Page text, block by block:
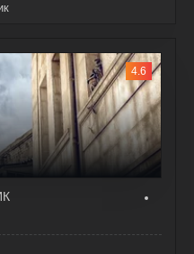
4.6